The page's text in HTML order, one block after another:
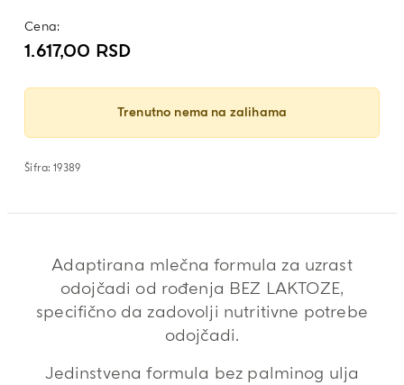
Cena:
1.617,00 RSD
Trenutno nema na zalihama
Šifra: 19389
Adaptirana mlečna formula za uzrast
odojčadi od rođenja BEZ LAKTOZE,
specifično da zadovolji nutritivne potrebe
odojčadi.
Jedinstvena formula bez palminog ulja